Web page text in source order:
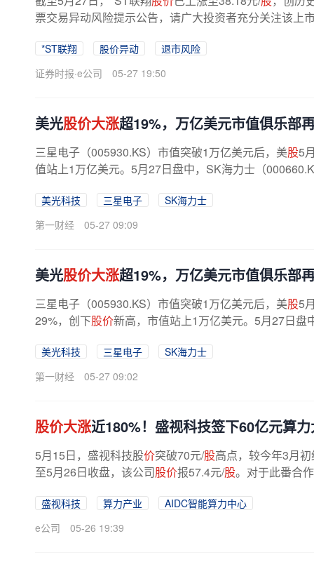
票交易异动风险提示公告，请广大投资者充分关注该上
*ST联翔 股价异动
退市风险
证券时报·e公司
05-27 19:50
美光股价大涨超19%，万亿美元市值俱乐部
三星电子（005930.KS）市值突破1万亿美元后，美股5
值站上1万亿美元。5月27日盘中，SK海力士（
美光科技 三星电子
SK海力士
第一财经
05-27 09:09
美光股价大涨超19%，万亿美元市值俱乐部
三星电子（005930.KS）市值突破1万亿美元后，美股5
29%，创下股价新高，市值站上1万亿美元。5月27日盘
美光科技 三星电子
SK海力士
第一财经
05-27 09:02
股价大涨近180%！盛视科技签下60亿元算
5月15日，盛视科技股价突破70元/股高点，较今年3月
至5月26日收盘，该公司股价报57.4元/股。对于此番合
盛视科技 算力产业
AIDC智能算力中心
e公司
05-26 19:39